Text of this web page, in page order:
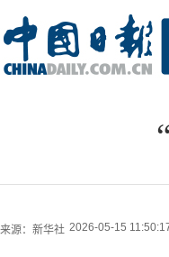
来源： 新华社 2026-05-15